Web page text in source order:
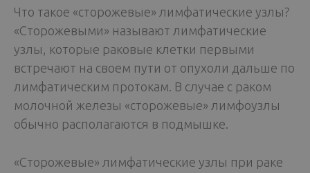
Что такое «сторожевые» лимфатические узлы?
«Сторожевыми» называют лимфатические
узлы, которые раковые клетки первыми
встречают на своем пути от опухоли дальше по
лимфатическим протокам. В случае с раком
молочной железы «сторожевые» лимфоузлы
обычно располагаются в подмышке.
«Сторожевые» лимфатические узлы при раке